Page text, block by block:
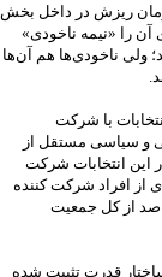
ریزش در داخل بخش
را «نیمه ناخودی»
ولی ناخودی‌ها هم آن‌ها
رئیس‌جمهوری سال ۵۸ سرند شدند، انتخابات با شرکت
و سیاسی مستقل از
این انتخابات شرکت
انتخابات رئیس‌جمهوری (پنجم بهمن ۵۸) ۷۶ در صد رای از افراد شرکت کننده
صد از کل جمعیت
کرد، در راس ساختار قدرت تثبیت شده